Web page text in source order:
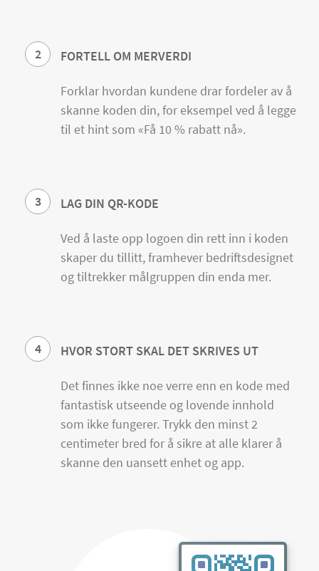
2 FORTELL OM MERVERDI
Forklar hvordan kundene drar fordeler av å
skanne koden din, for eksempel ved å legge
til et hint som «Få 10 % rabatt nå».
3 LAG DIN QR-KODE
Ved å laste opp logoen din rett inn i koden
skaper du tillitt, framhever bedriftsdesignet
og tiltrekker målgruppen din enda mer.
4 HVOR STORT SKAL DET SKRIVES UT
Det finnes ikke noe verre enn en kode med
fantastisk utseende og lovende innhold
som ikke fungerer. Trykk den minst 2
centimeter bred for å sikre at alle klarer å
skanne den uansett enhet og app.